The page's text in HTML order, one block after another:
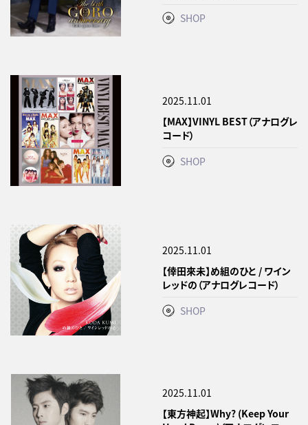
SHOP
2025.11.01
【MAX】VINYL BEST（アナログレ
コード）
SHOP
2025.11.01
【倖田來未】め組のひと / ワイン
レッドの（アナログレコード）
SHOP
2025.11.01
【東方神起】Why? (Keep Your